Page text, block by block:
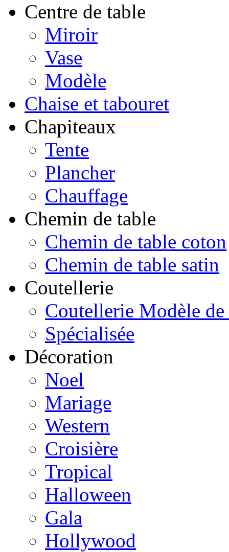
Centre de table
Miroir
Vase
Modèle
Chaise et tabouret
Chapiteaux
Tente
Plancher
Chauffage
Chemin de table
Chemin de table coton
Chemin de table satin
Coutellerie
Coutellerie Modèle de
Spécialisée
Décoration
Noel
Mariage
Western
Croisière
Tropical
Halloween
Gala
Hollywood